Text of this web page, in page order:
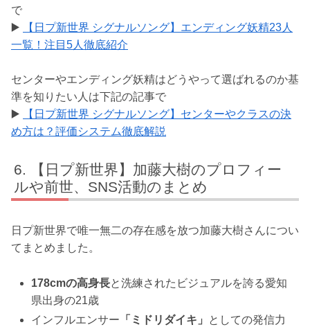
で
▶️
【日プ新世界 シグナルソング】エンディング妖精23人
一覧！注目5人徹底紹介
センターやエンディング妖精はどうやって選ばれるのか基
準を知りたい人は下記の記事で
▶️
【日プ新世界 シグナルソング】センターやクラスの決
め方は？評価システム徹底解説
【日プ新世界】加藤大樹のプロフィー
ルや前世、SNS活動のまとめ
日プ新世界で唯一無二の存在感を放つ加藤大樹さんについ
てまとめました。
178cmの高身長と洗練されたビジュアルを誇る愛知
県出身の21歳
インフルエンサー 「ミドリダイキ」
としての発信力